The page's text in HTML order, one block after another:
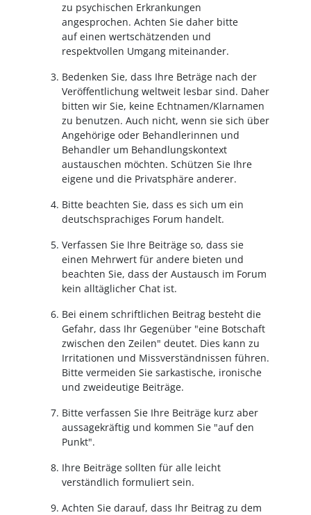
zu psychischen Erkrankungen
angesprochen. Achten Sie daher bitte
auf einen wertschätzenden und
respektvollen Umgang miteinander.
Bedenken Sie, dass Ihre Beträge nach der
Veröffentlichung weltweit lesbar sind. Daher
bitten wir Sie, keine Echtnamen/Klarnamen
zu benutzen. Auch nicht, wenn sie sich über
Angehörige oder Behandlerinnen und
Behandler um Behandlungskontext
austauschen möchten. Schützen Sie Ihre
eigene und die Privatsphäre anderer.
Bitte beachten Sie, dass es sich um ein
deutschsprachiges Forum handelt.
Verfassen Sie Ihre Beiträge so, dass sie
einen Mehrwert für andere bieten und
beachten Sie, dass der Austausch im Forum
kein alltäglicher Chat ist.
Bei einem schriftlichen Beitrag besteht die
Gefahr, dass Ihr Gegenüber "eine Botschaft
zwischen den Zeilen" deutet. Dies kann zu
Irritationen und Missverständnissen führen.
Bitte vermeiden Sie sarkastische, ironische
und zweideutige Beiträge.
Bitte verfassen Sie Ihre Beiträge kurz aber
aussagekräftig und kommen Sie "auf den
Punkt".
Ihre Beiträge sollten für alle leicht
verständlich formuliert sein.
Achten Sie darauf, dass Ihr Beitrag zu dem